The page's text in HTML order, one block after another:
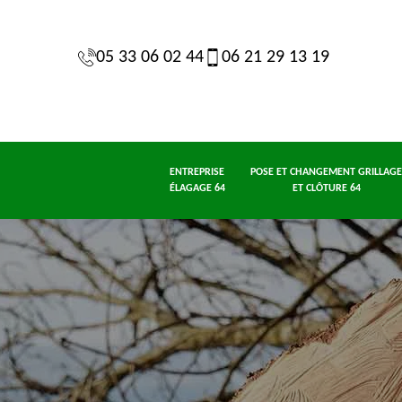
05 33 06 02 44 06 21 29 13 19
ENTREPRISE
ÉLAGAGE 64
POSE ET CHANGEMENT GRILLAGE
ET CLÔTURE 64
Etêtage 64
Jardinier taille
de haie 64
élagage